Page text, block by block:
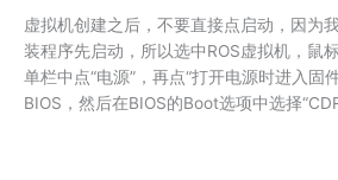
虚拟机创建之后，不要直接点启动，因为
装程序先启动，所以选中ROS虚拟机，鼠
单栏中点“电源”，再点“打开电源时进入固
BIOS，然后在BIOS的Boot选项中选择